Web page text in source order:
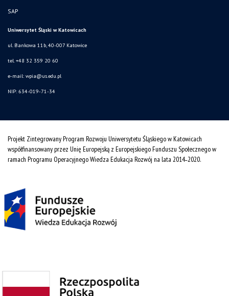
SAP
Uniwersytet Śląski w Katowicach
ul. Bankowa 11b, 40-007 Katowice
tel. +48 32 359 20 60
e-mail: wpia@us.edu.pl
NIP: 634-019-71-34
Projekt Zintegrowany Program Rozwoju Uniwersytetu Śląskiego w Katowicach
współfinansowany przez Unię Europejską z Europejskiego Funduszu Społecznego w
ramach Programu Operacyjnego Wiedza Edukacja Rozwój na lata 2014˗2020.